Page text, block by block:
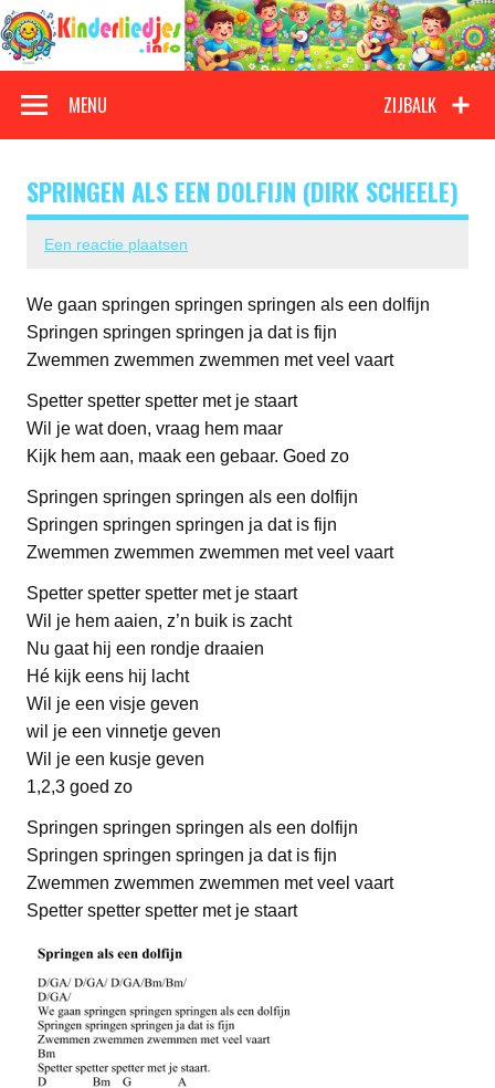
Doorgaan
naar
inhoud
Kinderliedjes
ZIJBALK
MENU
SPRINGEN ALS EEN DOLFIJN (DIRK SCHEELE)
Een reactie plaatsen
We gaan springen springen springen als een dolfijn
Springen springen springen ja dat is fijn
Zwemmen zwemmen zwemmen met veel vaart
Spetter spetter spetter met je staart
Wil je wat doen, vraag hem maar
Kijk hem aan, maak een gebaar. Goed zo
Springen springen springen als een dolfijn
Springen springen springen ja dat is fijn
Zwemmen zwemmen zwemmen met veel vaart
Spetter spetter spetter met je staart
Wil je hem aaien, z’n buik is zacht
Nu gaat hij een rondje draaien
Hé kijk eens hij lacht
Wil je een visje geven
wil je een vinnetje geven
Wil je een kusje geven
1,2,3 goed zo
Springen springen springen als een dolfijn
Springen springen springen ja dat is fijn
Zwemmen zwemmen zwemmen met veel vaart
Spetter spetter spetter met je staart